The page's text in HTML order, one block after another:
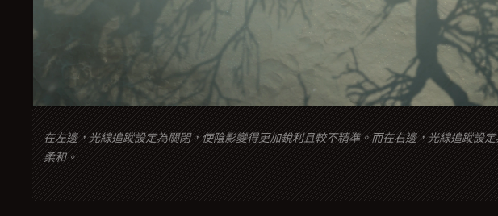
在左邊，光線追蹤設定為關閉，使陰影變得更加銳利且較不精準。而在右邊，光線追蹤設
柔和。